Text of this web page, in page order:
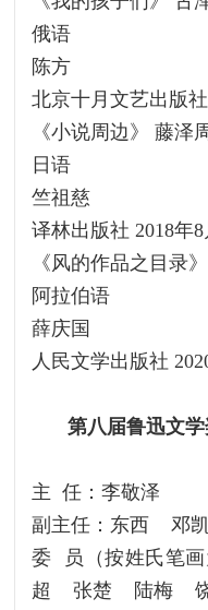
俄语
陈方
北京十月文艺出版社
《小说周边》 藤泽
日语
竺祖慈
译林出版社 2018年8
《风的作品之目录
阿拉伯语
薛庆国
人民文学出版社
第八届鲁迅文
主 任：李敬泽
副主任：东西 邓
委 员（按姓氏笔
超 张楚 陆梅 饶